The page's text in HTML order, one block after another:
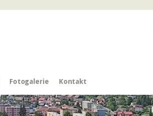
Fotogalerie Kontakt